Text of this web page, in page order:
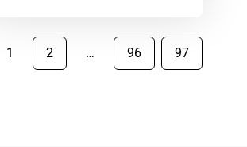
1 2 … 96 97